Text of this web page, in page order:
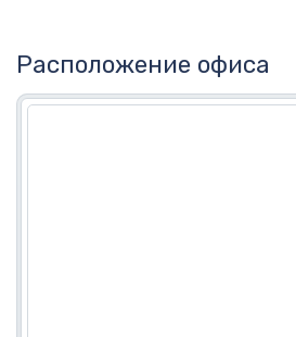
Расположение офиса